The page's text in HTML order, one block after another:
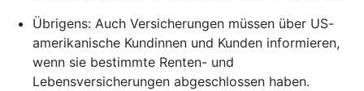
Übrigens: Auch Versicherungen müssen über US-
amerikanische Kundinnen und Kunden informieren,
wenn sie bestimmte Renten- und
Lebensversicherungen abgeschlossen haben.